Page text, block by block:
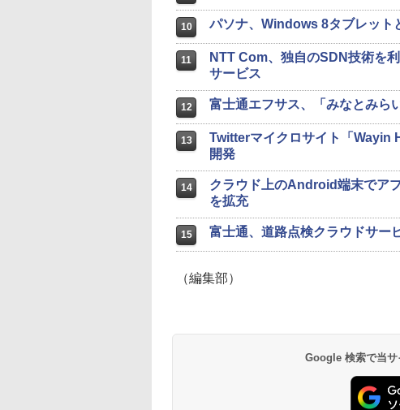
10 パソナ、Windows 8タブレット
11
NTT Com、独自のSDN技術を
サービス
12 富士通エフサス、「みなとみ
13
Twitterマイクロサイト「Wayin
開発
14
クラウド上のAndroid端末でア
を拡充
15 富士通、道路点検クラウドサー
（編集部）
Google 検索で当サ